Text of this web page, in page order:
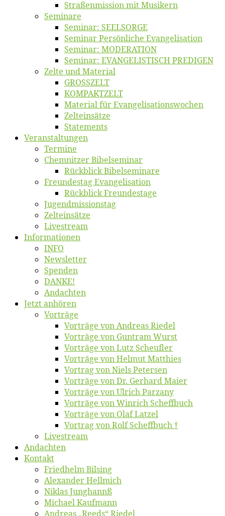
Straßenmis­sion mit Musikern
Se­mi­na­re
Se­mi­nar: SEELSORGE
Se­mi­nar Per­sön­li­che Evangelisation
Se­mi­nar: MODERATION
Se­mi­nar: EVANGELISTISCH PREDIGEN
Zel­te und Material
GROSSZELT
KOMPAKTZELT
Ma­te­ri­al für Evangelisationswochen
Zelt­ein­sät­ze
State­ments
Ver­an­stal­tun­gen
Ter­mi­ne
Chemnit­zer Bibelseminar
Rück­blick Bibelseminare
Freun­des­tag Evangelisation
Rück­blick Freundestage
Jugend­mis­sions­tag
Zelt­ein­sät­ze
Live­stream
Informatio­nen
INFO
News­let­ter
Spen­den
DANKE!
An­dach­ten
Jetzt an­hö­ren
Vor­trä­ge
Vor­trä­ge von An­dre­as Riedel
Vor­trä­ge von Gun­tram Wurst
Vor­trä­ge von Lutz Scheufler
Vor­trä­ge von Hel­mut Matthies
Vor­trag von Niels Petersen
Vor­trä­ge von Dr. Ger­hard Maier
Vor­trä­ge von Ul­rich Parzany
Vor­trä­ge von Win­rich Scheffbuch
Vor­trä­ge von Olaf Latzel
Vor­trag von Rolf Scheffbuch †
Live­stream
An­dach­ten
Kon­takt
Fried­helm Bilsing
Alex­an­der Hellmich
Ni­klas Junghannß
Mi­cha­el Kaufmann
An­dre­as „Reeds“ Riedel